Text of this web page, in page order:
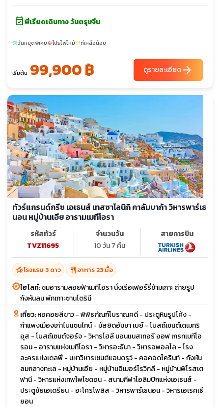
event_availableพีเรียดเดินทาง วันตรุษจีน
sunnyวันหยุดพิเศษlocal_fire_departmentโปรไฟไหม้confirmation_numberที่เหลือน้อย
เริ่มต้น 99,900 ฿ ดูรายละเอียดarrow_forward
ทัวร์แกรนด์กรีซ เอเธนส์ เทสซาโลนิกิ คาลัมบาก้า วิหารพาร์เธ
นอน หมู่บ้านเอีย อารามเมทีโอรา
รหัสทัวร์
TVZ11695
จำนวนวัน
10 วัน 7 คืน
สายการบิน
hotel_classโรงแรม 3 ดาว restaurant อาหาร 23 มื้อ
ไฮไลท์:ชมอารามลอยฟ้าเมทีโอรา นั่งเรือเฟอร์รี่ข้ามเกาะ ถ่ายรูป
กังหันลม พักเกาะซานโตรินี
เที่ยว:หอคอยสีขาว - พิพิธภัณฑ์โบราณคดี - ประตูหินรูปโค้ง -
กำแพงเมืองเก่าไบแซนไทน์ - มัสยิดฮัมซา เบย์ - โบสถ์เซนต์เดเมทริ
อุส - โบสถ์เซนต์จอร์จ - วิหารโฮลี มอนแนสเทอรี ออฟ เกรทเมทีโอ
รอน - อารามแห่งเมทีโอรา - วิหารอะธีนา - วิหารอพอลโล - โรง
ละครแห่งเดลฟี - มหาวิหารเซนต์แอนดรูว์ - คอคอดโครินท์ - กังหัน
ลมกลางทะเล - หมู่บ้านเอีย - หมู่บ้านอิเมอร์โรวิกลี - หมู่บ้านฟิโรสเต
ฟานี - วิหารแห่งเทพโพไซดอน - สนามกีฬาโอลิมปิกแห่งเอเธนส์ -
ประตูชัยเฮเดรียน - อะโครโพลิส - วิหารพาร์เธนอน - วิหารเอเรคเธี
ยอน